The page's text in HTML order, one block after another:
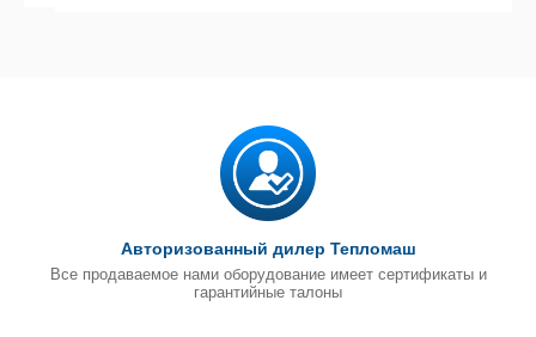
Авторизованный дилер Тепломаш
Все продаваемое нами оборудование имеет сертификаты и
гарантийные талоны